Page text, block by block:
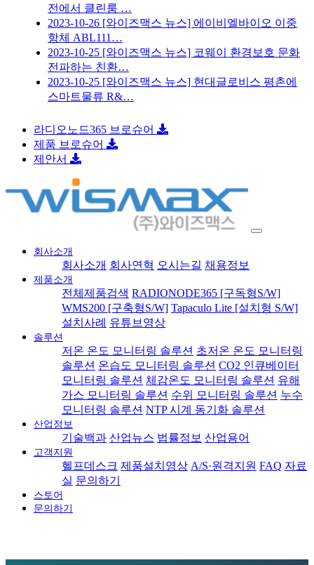
전에서 클린룸 …
2023-10-26 [와이즈맥스 뉴스] 에이비엘바이오 이중
항체 ABL111…
2023-10-25 [와이즈맥스 뉴스] 코웨이 환경보호 문화
전파하는 친환…
2023-10-25 [와이즈맥스 뉴스] 현대글로비스 평촌에
스마트물류 R&…
라디오노드365 브로슈어
제품 브로슈어
제안서
회사소개
회사소개 회사연혁 오시는길 채용정보
제품소개
전체제품검색 RADIONODE365 [구독형S/W]
WMS200 [구축형S/W] Tapaculo Lite [설치형 S/W]
설치사례 유튜브영상
솔루션
저온 온도 모니터링 솔루션 초저온 온도 모니터링
솔루션 온습도 모니터링 솔루션 CO2 인큐베이터
모니터링 솔루션 체감온도 모니터링 솔루션 유해
가스 모니터링 솔루션 수위 모니터링 솔루션 누수
모니터링 솔루션 NTP 시계 동기화 솔루션
산업정보
기술백과 산업뉴스 법률정보 산업용어
고객지원
헬프데스크 제품설치영상 A/S·원격지원 FAQ 자료
실 문의하기
스토어
문의하기